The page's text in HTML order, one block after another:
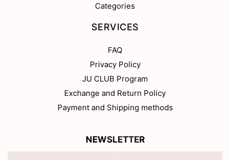
Categories
SERVICES
FAQ
Privacy Policy
JU CLUB Program
Exchange and Return Policy
Payment and Shipping methods
NEWSLETTER